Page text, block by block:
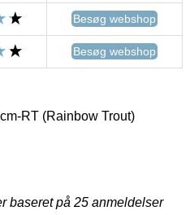
Besøg webshop
Besøg webshop
RT (Rainbow Trout)
baseret på 25 anmeldelser